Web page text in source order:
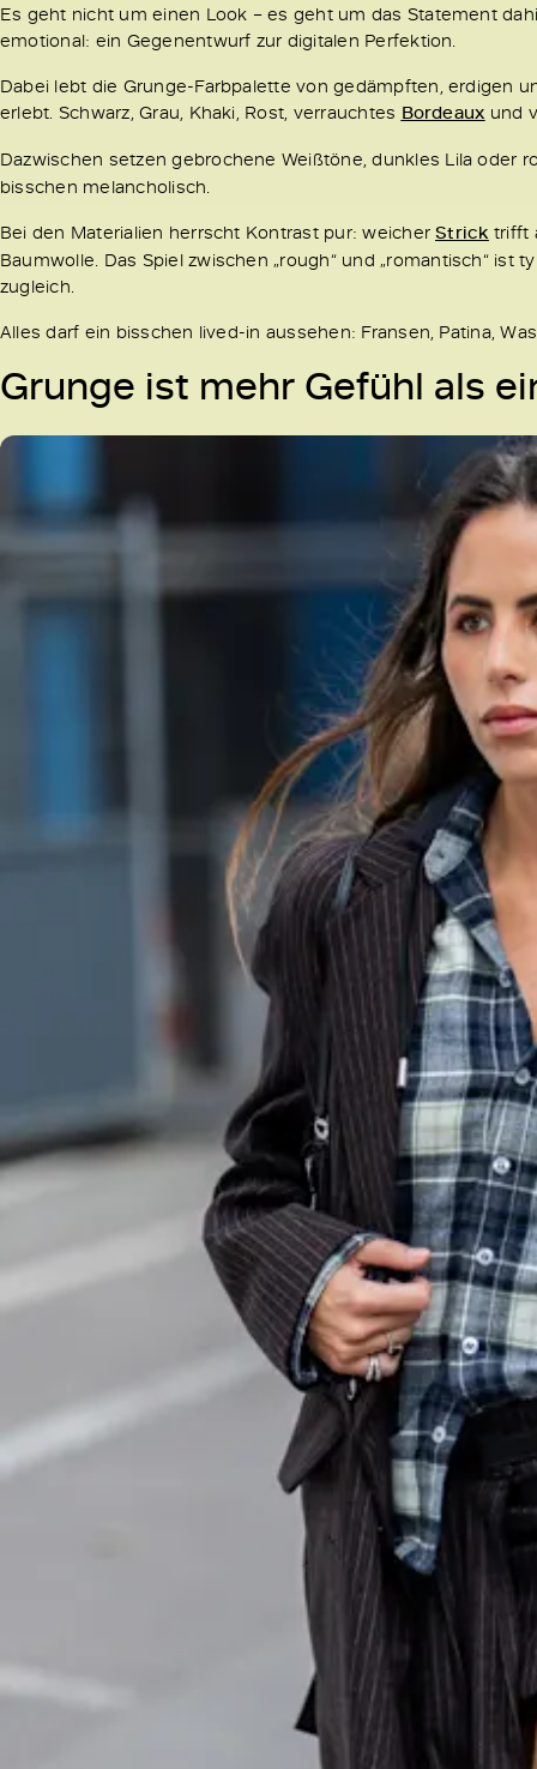
Es geht nicht um einen Look – es geht um das Statement
emotional: ein Gegenentwurf zur digitalen Perfektion.
Dabei lebt die Grunge-Farbpalette von gedämpften, erdigen
erlebt. Schwarz, Grau, Khaki, Rost, verrauchtes Bordeaux und
Dazwischen setzen gebrochene Weißtöne, dunkles Lila oder
bisschen melancholisch.
Bei den Materialien herrscht Kontrast pur: weicherStrick trifft
Baumwolle. Das Spiel zwischen „rough“ und „romantisch“
zugleich.
Alles darf ein bisschen lived-in aussehen: Fransen, Patina,
Grunge ist mehr Gefühl als